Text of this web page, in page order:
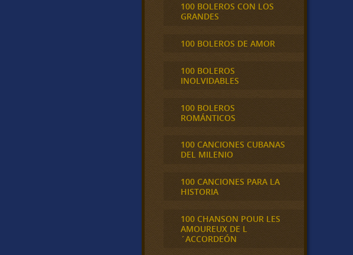
100 BOLEROS CON LOS
GRANDES
100 BOLEROS DE AMOR
100 BOLEROS
INOLVIDABLES
100 BOLEROS
ROMÁNTICOS
100 CANCIONES CUBANAS
DEL MILENIO
100 CANCIONES PARA LA
HISTORIA
100 CHANSON POUR LES
AMOUREUX DE L
´ACCORDEÓN